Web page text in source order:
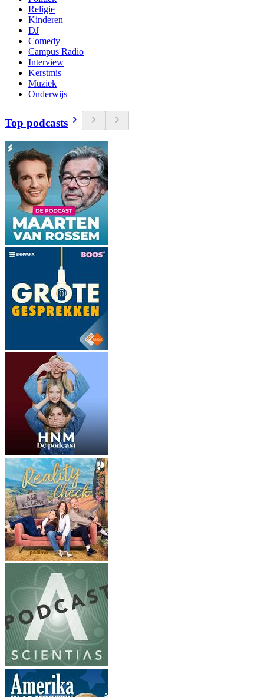
Religie
Kinderen
DJ
Comedy
Campus Radio
Interview
Kerstmis
Muziek
Onderwijs
Top podcasts